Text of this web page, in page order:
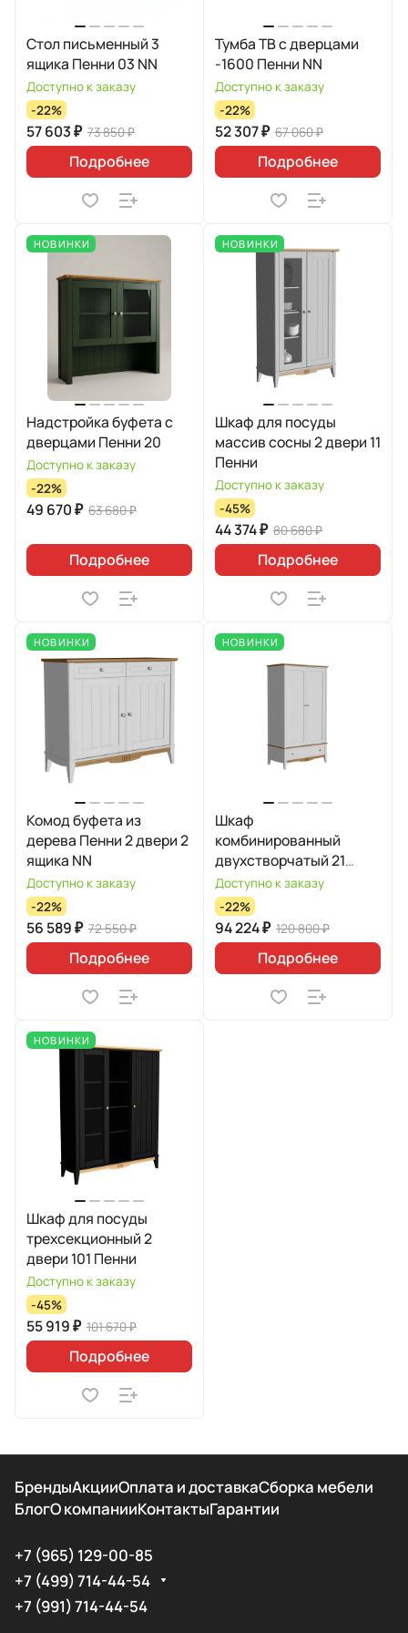
Стол письменный 3
ящика Пенни 03 NN
Доступно к заказу
-22%
57 603 ₽ 73 850 ₽
Подробнее
Тумба ТВ с дверцами
-1600 Пенни NN
Доступно к заказу
-22%
52 307 ₽ 67 060 ₽
Подробнее
НОВИНКИ
Надстройка буфета с
дверцами Пенни 20
Доступно к заказу
-22%
49 670 ₽ 63 680 ₽
Подробнее
НОВИНКИ
Шкаф для посуды
массив сосны 2 двери 11
Пенни
Доступно к заказу
-45%
44 374 ₽ 80 680 ₽
Подробнее
НОВИНКИ
Комод буфета из
дерева Пенни 2 двери 2
ящика NN
Доступно к заказу
-22%
56 589 ₽ 72 550 ₽
Подробнее
НОВИНКИ
Шкаф
комбинированный
двухстворчатый 21
Пенни УТ000006126
Доступно к заказу
-22%
94 224 ₽ 120 800 ₽
Подробнее
НОВИНКИ
Шкаф для посуды
трехсекционный 2
двери 101 Пенни
Доступно к заказу
-45%
55 919 ₽ 101 670 ₽
Подробнее
БрендыАкцииОплата и доставкаСборка мебели
БлогО компанииКонтактыГарантии
+7 (965) 129-00-85
+7 (499) 714-44-54
+7 (991) 714-44-54